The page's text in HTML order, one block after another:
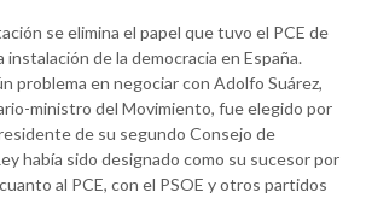
se elimina el papel que tuvo el PCE de
instalación de la democracia en España.
problema en negociar con Adolfo Suárez,
ministro del Movimiento, fue elegido por
de su segundo Consejo de
había sido designado como su sucesor por
al PCE, con el PSOE y otros partidos